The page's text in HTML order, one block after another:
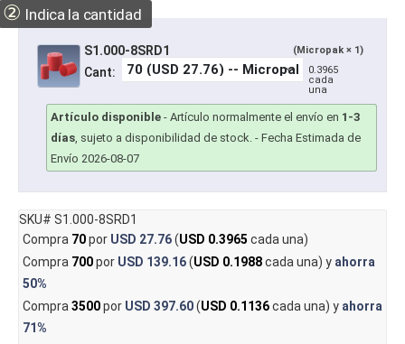
② Indica la cantidad
S1.000-8SRD1 (Micropak × 1)
Cant:
0.3965
cada
una
Artículo disponible - Artículo normalmente el envío en 1-3
días, sujeto a disponibilidad de stock. - Fecha Estimada de
Envío 2026-08-07
SKU# S1.000-8SRD1
Compra 70por USD 27.76(USD 0.3965 cada una)
Compra 700por USD 139.16(USD 0.1988cada una) y ahorra
50%
Compra3500por USD 397.60(USD 0.1136cada una) y ahorra
71%